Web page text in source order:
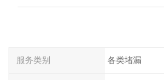
服务类别 各类堵漏